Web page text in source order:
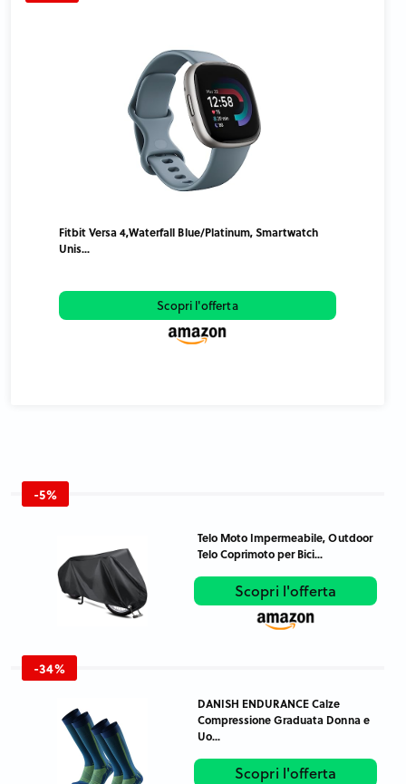
Fitbit Versa 4,Waterfall Blue/Platinum, Smartwatch
Unis...
Scopri l'offerta
-5%
Telo Moto Impermeabile, Outdoor
Telo Coprimoto per Bici...
Scopri l'offerta
-34%
DANISH ENDURANCE Calze
Compressione Graduata Donna e
Uo...
Scopri l'offerta